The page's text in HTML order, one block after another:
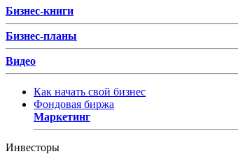
Бизнес-книги
Бизнес-планы
Видео
Как начать свой бизнес
Фондовая биржа
Маркетинг
Инвесторы